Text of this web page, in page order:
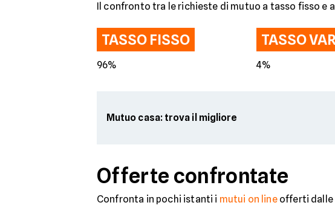
Il confronto tra le richieste di mutuo a tasso fisso e
TASSO FISSO
96%
TASSO
4%
Mutuo casa: trova il migliore
Offerte confrontate
Confronta in pochi istanti i mutui on lineofferti dalle